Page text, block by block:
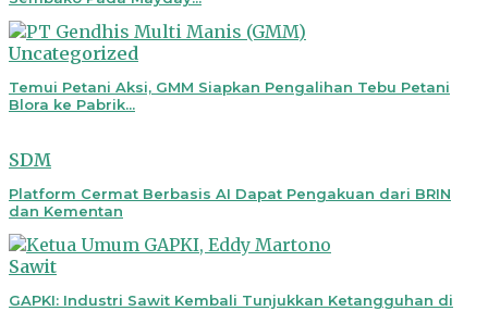
Uncategorized
Temui Petani Aksi, GMM Siapkan Pengalihan Tebu Petani
Blora ke Pabrik...
SDM
Platform Cermat Berbasis AI Dapat Pengakuan dari BRIN
dan Kementan
Sawit
GAPKI: Industri Sawit Kembali Tunjukkan Ketangguhan di